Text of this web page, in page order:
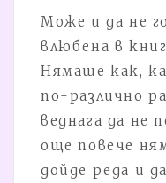
Може и да не
влюбена в
Нямаше как,
по-различно
веднага да не
още повече
дойде реда и